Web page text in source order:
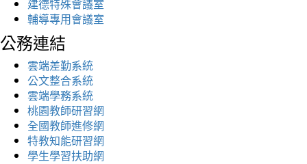
建德特殊會議室
輔導專用會議室
公務連結
雲端差勤系統
公文整合系統
雲端學務系統
桃園教師研習網
全國教師進修網
特教知能研習網
學生學習扶助網